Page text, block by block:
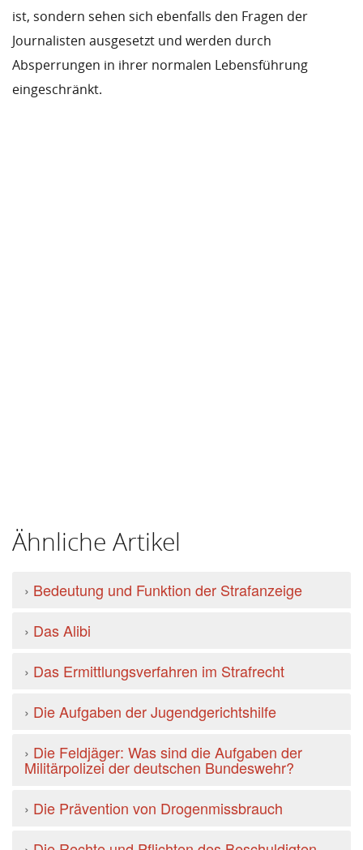
ist, sondern sehen sich ebenfalls den Fragen der
Journalisten ausgesetzt und werden durch
Absperrungen in ihrer normalen Lebensführung
eingeschränkt.
Ähnliche Artikel
› Bedeutung und Funktion der Strafanzeige
› Das Alibi
› Das Ermittlungsverfahren im Strafrecht
› Die Aufgaben der Jugendgerichtshilfe
› Die Feldjäger: Was sind die Aufgaben der
Militärpolizei der deutschen Bundeswehr?
› Die Prävention von Drogenmissbrauch